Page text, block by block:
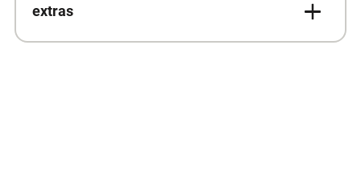
extras